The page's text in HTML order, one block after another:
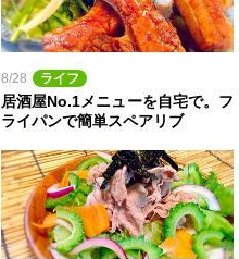
8/28 ライフ
居酒屋No.1メニューを自宅で。フ
ライパンで簡単スペアリブ